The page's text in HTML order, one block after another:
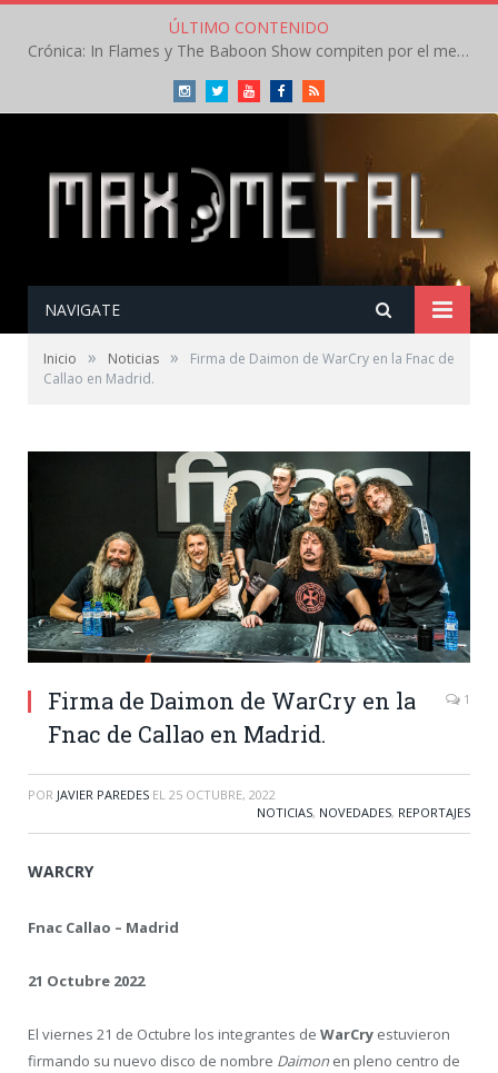
ÚLTIMO CONTENIDO
Crónica: In Flames y The Baboon Show compiten por el mejor concierto del día en el Leyendas del Rock – Viernes – Agosto 2026
InstagramTwitterYoutubeFacebookRSS
NAVIGATE
Inicio » Noticias »
Firma de Daimon de WarCry en la Fnac de
Callao en Madrid.
Firma de Daimon de WarCry en la
Fnac de Callao en Madrid.
1
POR JAVIER PAREDES EL 25 OCTUBRE, 2022
NOTICIAS, NOVEDADES, REPORTAJES
WARCRY
Fnac Callao – Madrid
21 Octubre 2022
El viernes 21 de Octubre los integrantes de WarCry estuvieron
firmando su nuevo disco de nombre Daimon en pleno centro de